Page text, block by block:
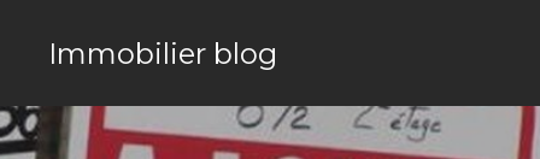
Immobilier blog